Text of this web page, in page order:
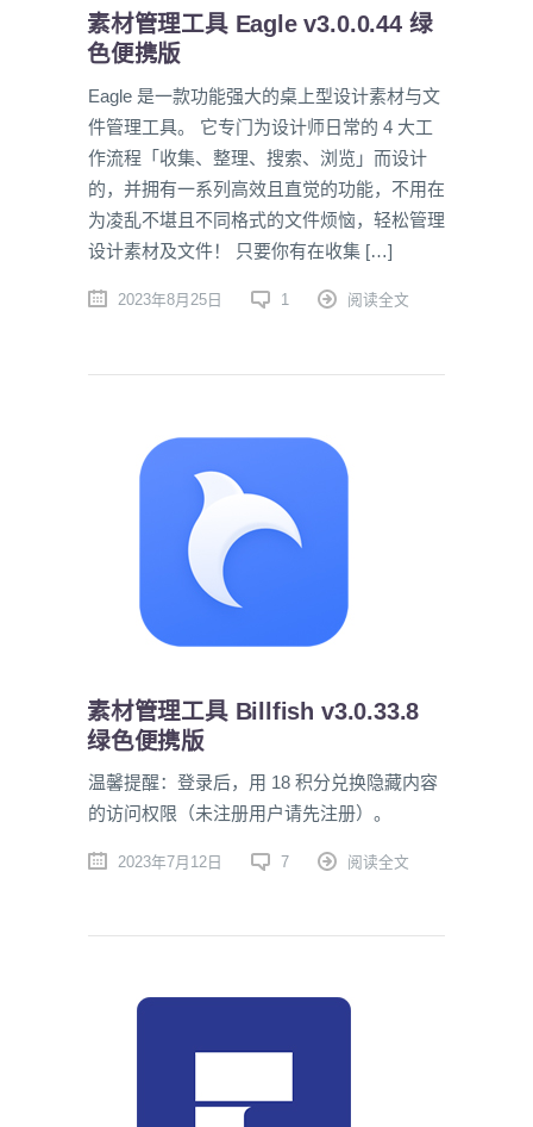
素材管理工具 Eagle v3.0.0.44 绿
色便携版
Eagle 是一款功能强大的桌上型设计素材与文
件管理工具。 它专门为设计师日常的 4 大工
作流程「收集、整理、搜索、浏览」而设计
的，并拥有一系列高效且直觉的功能，不用在
为凌乱不堪且不同格式的文件烦恼，轻松管理
设计素材及文件！ 只要你有在收集 […]
2023年8月25日 1 阅读全文
素材管理工具 Billfish v3.0.33.8
绿色便携版
温馨提醒：登录后，用 18 积分兑换隐藏内容
的访问权限（未注册用户请先注册）。
2023年7月12日 7 阅读全文